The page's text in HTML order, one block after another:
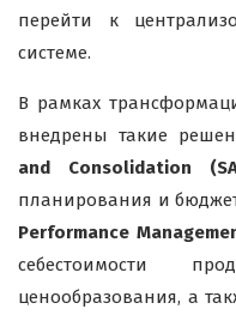
перейти к
системе.
В рамках
внедрены такие
and Consolidation
планирования и
Performance
себестоимости
ценообразования, а